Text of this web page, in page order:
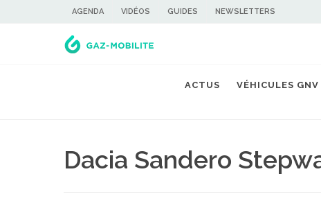
AGENDA VIDÉOS GUIDES NEWSLETTERS
ACTUS VÉHICULES GNV
Dacia Sandero